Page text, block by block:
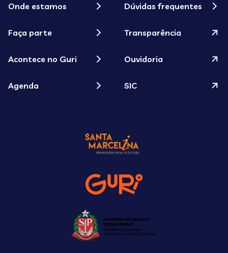
Onde estamos
Faça parte
Acontece no Guri
Agenda
Dúvidas frequentes
Transparência
Ouvidoria
SIC